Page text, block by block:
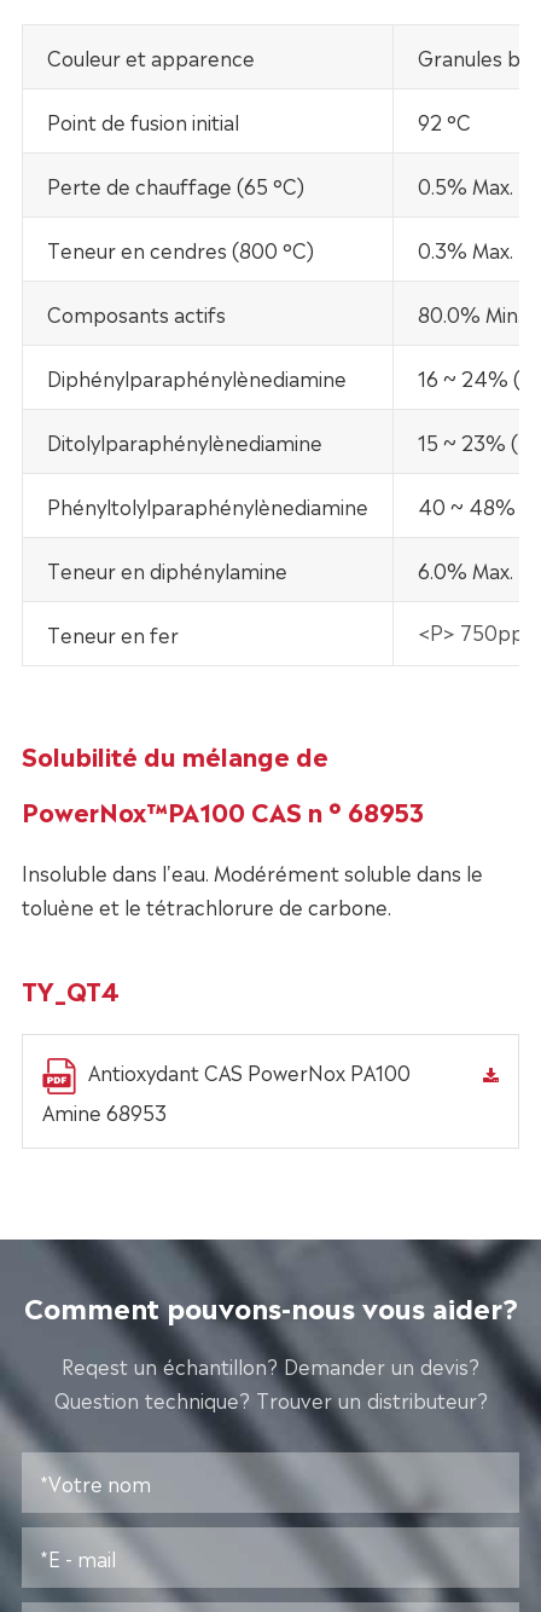
Couleur et apparence Granules
Point de fusion initial 92 °C
Perte de chauffage (65 °C) 0.5% Max.
Teneur en cendres (800 °C) 0.3% Max.
Composants actifs 80.0% Min.
Diphénylparaphénylènediamine 16 ~ 24% (n
Ditolylparaphénylènediamine 15 ~ 23% (n
Phényltolylparaphénylènediamine 40 ~ 48%
Teneur en diphénylamine 6.0% Max.
Teneur en fer <P>
Solubilité du mélange de
PowerNox™PA100 CAS n ° 68953
Insoluble dans l'eau. Modérément soluble dans le
toluène et le tétrachlorure de carbone.
TY_QT4
Antioxydant CAS PowerNox PA100
Amine 68953
Comment pouvons-nous vous aider?
Reqest un échantillon? Demander un devis?
Question technique? Trouver un distributeur?